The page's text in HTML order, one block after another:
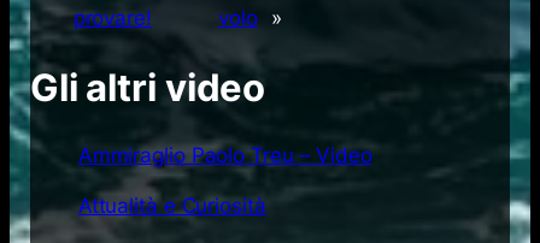
provare!
volo
»
Gli altri video
Ammiraglio Paolo Treu – Video
Attualità e Curiosità